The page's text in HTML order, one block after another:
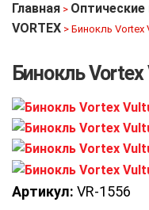
Главная >
VORTEX > Бинокль Vortex
Бинокль
Артикул: VR-1556